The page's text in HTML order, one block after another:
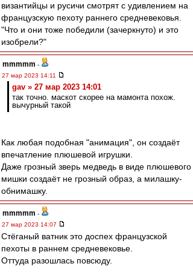
византийцы и русичи смотрят с удивлением на
французскую пехоту раннего средневековья.
"Что и они тоже победили (зачеркнуто) и это
изобрели?"
mmmmm -
27 мар 2023 14:11
gav » 27 мар 2023 14:01
так точно. маскот скорее на мамонта похож.
вычурный такой
Как любая подобная "анимация", он создаёт
впечатление плюшевой игрушки.
Даже грозный зверь медведь в виде плюшевого
мишки создаёт не грозный образ, а милашку-
обнимашку.
mmmmm -
27 мар 2023 14:07
Стёганый ватник это доспех французской
пехоты в раннем средневековье.
Оттуда разошлась повсюду.